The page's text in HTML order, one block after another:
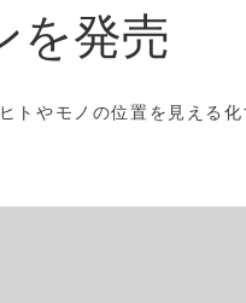
を発売
トやモノの位置を見える